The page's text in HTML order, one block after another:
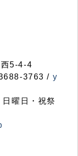
5-4-4
3763 / y
曜日・祝祭